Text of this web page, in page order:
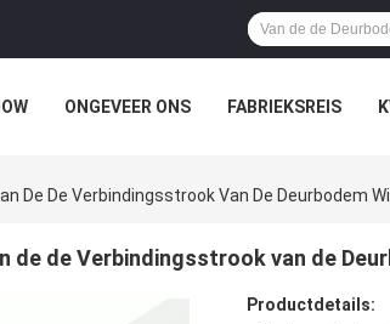
ONGEVEER ONS FABRIEKSREIS
De De Verbindingsstrook Van De Deurbodem
de de Verbindingsstrook van de
Productdetails: